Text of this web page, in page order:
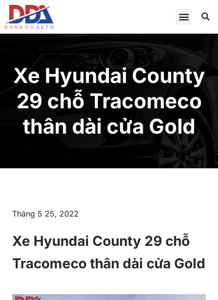
Xe Hyundai County
29 chỗ Tracomeco
thân dài cửa Gold
Tháng 5 25, 2022
Xe Hyundai County 29 chỗ
Tracomeco thân dài cửa Gold